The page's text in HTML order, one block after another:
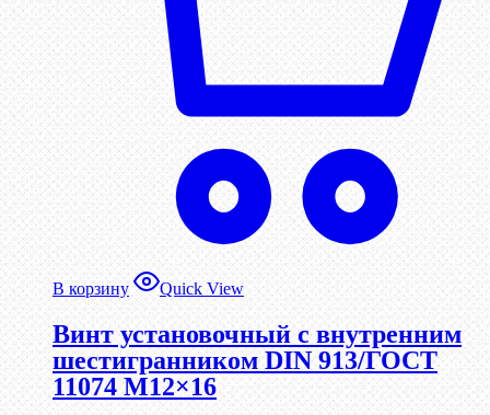
В корзину Quick View
Винт установочный с внутренним
шестигранником DIN 913/ГОСТ
11074 М12×16